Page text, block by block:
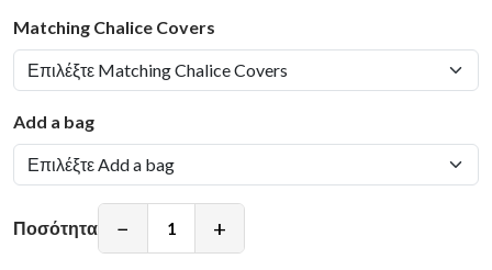
Matching Chalice Covers
Add a bag
Ποσότητα − +